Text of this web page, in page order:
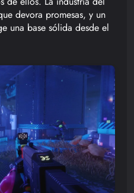
devora promesas, y un
una base sólida desde el